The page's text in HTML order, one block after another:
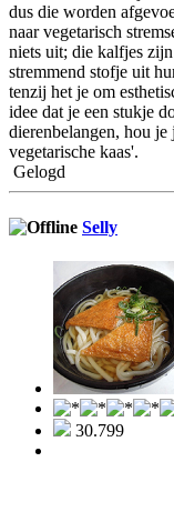
dus die worden
naar vegetarisch
niets uit; die kalfjes
stremmend stofje uit
tenzij het je om
idee dat je een stukje
dierenbelangen, hou
vegetarische kaas'.
Gelogd
Selly
30.799